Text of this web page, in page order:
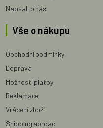
Napsali o nás
Vše o nákupu
Obchodní podmínky
Doprava
Možnosti platby
Reklamace
Vrácení zboží
Shipping abroad